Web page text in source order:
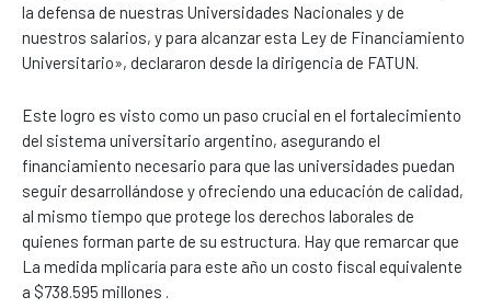
la defensa de nuestras Universidades Nacionales y de
nuestros salarios, y para alcanzar esta Ley de Financiamiento
Universitario», declararon desde la dirigencia de FATUN.
Este logro es visto como un paso crucial en el fortalecimiento
del sistema universitario argentino, asegurando el
financiamiento necesario para que las universidades puedan
seguir desarrollándose y ofreciendo una educación de calidad,
al mismo tiempo que protege los derechos laborales de
quienes forman parte de su estructura. Hay que remarcar que
La medida mplicaría para este año un costo fiscal equivalente
a $738.595 millones .